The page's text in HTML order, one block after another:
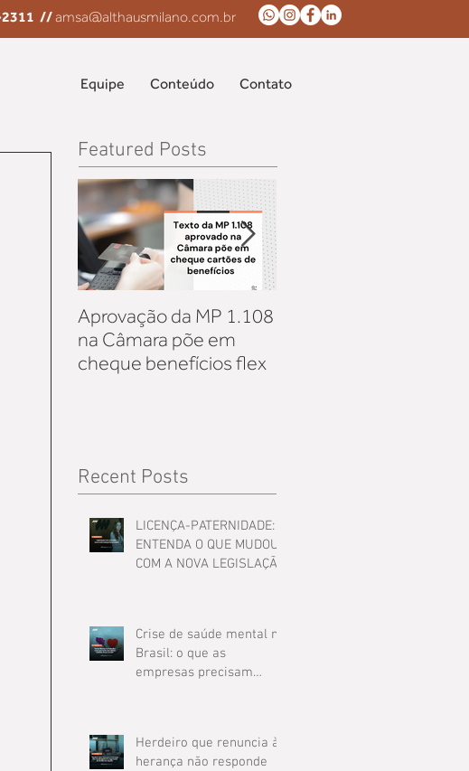
//amsa@althausmilano.com.br
Equipe Conteúdo Contato
Featured Posts
Aprovação da MP 1.108
na Câmara põe em
cheque benefícios flex
Recent Posts
LICENÇA-PATERNIDADE:
ENTENDA O QUE MUDOU
COM A NOVA LEGISLAÇÃO
Crise de saúde mental no
Brasil: o que as
empresas precisam
Herdeiro que renuncia à
herança não responde